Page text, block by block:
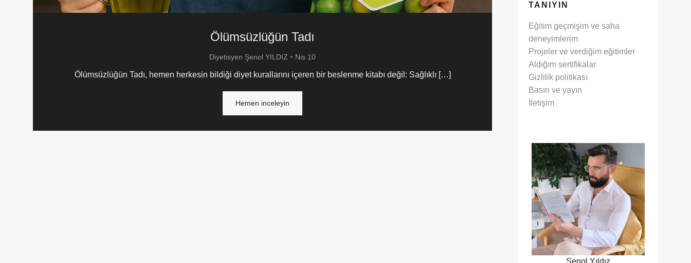
Ölümsüzlüğün Tadı
Diyetisyen Şenol YILDIZ • Nis 10
Ölümsüzlüğün Tadı, hemen herkesin bildiği diyet kurallarını içeren bir beslenme kitabı değil: Sağlıklı […]
Hemen inceleyin
TANIYIN
Eğitim geçmişim ve saha
deneyimlerim
Projeler ve verdiğim eğitimler
Aldığım sertifikalar
Gizlilik politikası
Basın ve yayın
İletişim